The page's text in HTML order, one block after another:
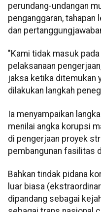
perundang-undangan
penganggaran, tahapan
dan
"Kami tidak masuk
pelaksanaan
jaksa ketika ditemukan
dilakukan langkah
Ia menyampaikan
menilai angka korupsi
di pengerjaan proyek
pembangunan fasilitas
Bahkan tindak pidana
luar biasa
dipandang sebagai